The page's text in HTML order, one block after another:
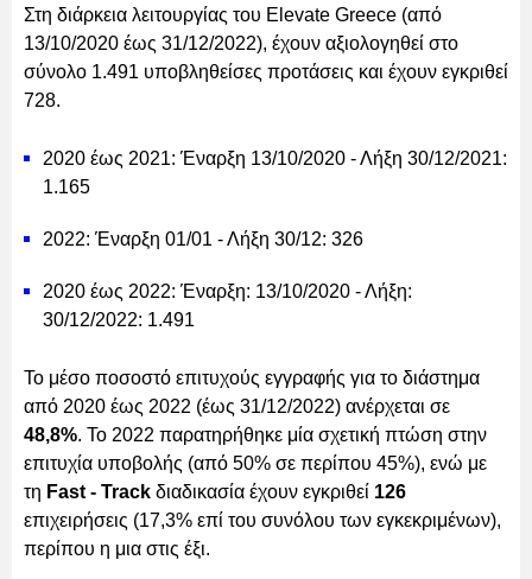
Στη διάρκεια λειτουργίας του Elevate Greece (από
13/10/2020 έως 31/12/2022), έχουν αξιολογηθεί στο
σύνολο 1.491 υποβληθείσες προτάσεις και έχουν εγκριθεί
728.
2020 έως 2021: Έναρξη 13/10/2020 - Λήξη 30/12/2021:
1.165
2022: Έναρξη 01/01 - Λήξη 30/12: 326
2020 έως 2022: Έναρξη: 13/10/2020 - Λήξη:
30/12/2022: 1.491
Το μέσο ποσοστό επιτυχούς εγγραφής για το διάστημα
από 2020 έως 2022 (έως 31/12/2022) ανέρχεται σε
48,8%. Το 2022 παρατηρήθηκε μία σχετική πτώση στην
επιτυχία υποβολής (από 50% σε περίπου 45%), ενώ με
τη Fast - Track διαδικασία έχουν εγκριθεί 126
επιχειρήσεις (17,3% επί του συνόλου των εγκεκριμένων),
περίπου η μια στις έξι.